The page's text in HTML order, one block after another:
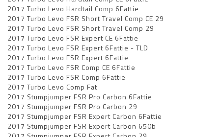
2017 Turbo Levo Hardtail Comp 6Fattie
2017 Turbo Levo FSR Short Travel Comp CE 29
2017 Turbo Levo FSR Short Travel Comp 29
2017 Turbo Levo FSR Expert CE 6Fattie
2017 Turbo Levo FSR Expert 6Fattie - TLD
2017 Turbo Levo FSR Expert 6Fattie
2017 Turbo Levo FSR Comp CE 6Fattie
2017 Turbo Levo FSR Comp 6Fattie
2017 Turbo Levo Comp Fat
2017 Stumpjumper FSR Pro Carbon 6Fattie
2017 Stumpjumper FSR Pro Carbon 29
2017 Stumpjumper FSR Expert Carbon 6Fattie
2017 Stumpjumper FSR Expert Carbon 650b